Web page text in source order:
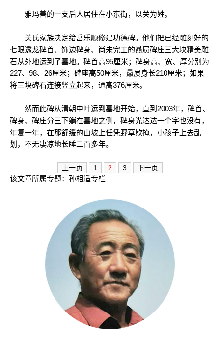
雅玛善的一支后人居住在小东街，以关为姓。
关氏家族决定给岳乐顺修建功德碑。他们把已经雕刻好的
七眼透龙碑首、饰边碑身、尚未完工的贔屃碑座三大块精美雕
石从外地运到了墓地。碑首高95厘米；碑身高、宽、厚分别为
227、98、26厘米；碑座高50厘米，贔屃身长210厘米；如果
将三块碑石连接竖立起来，通高376厘米。
然而此碑从清朝中叶运到墓地开始，直到2003年，碑首、
碑身、碑座分三下躺在墓地之侧，碑身光达达一个字也没有，
年复一年，在那舒缓的山坡上任凭野草欺掩，小孩子上去乱
划，不无凄凉地长睡二百多年。
上一页 1 2 3 下一页
该文章所属专题： 孙相适专栏